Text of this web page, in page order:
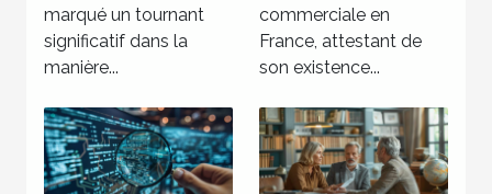
marqué un tournant
significatif dans la
manière...
commerciale en
France, attestant de
son existence...